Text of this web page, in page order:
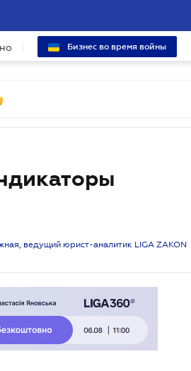
Бизнес во время войны
ведущий юрист-аналитик LIGA ZAKON